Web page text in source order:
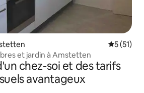
5 (51)
et jardin à Amstetten
chez-soi et des tarifs
avantageux